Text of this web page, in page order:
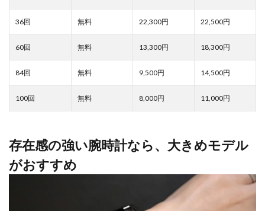
22,300 22,500
13,300 18,300
9,500 14,500
8,000 11,000
存在感の強い腕時計なら、大きめモデル
がおすすめ